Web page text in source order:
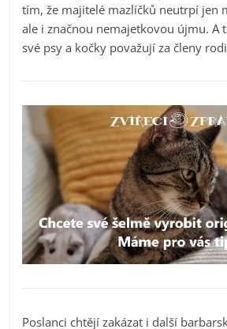
tím, že majitelé mazlíčků neutrpí jen
ale i značnou nemajetkovou újmu. A
své psy a kočky považují za členy
Poslanci chtějí zakázat i další